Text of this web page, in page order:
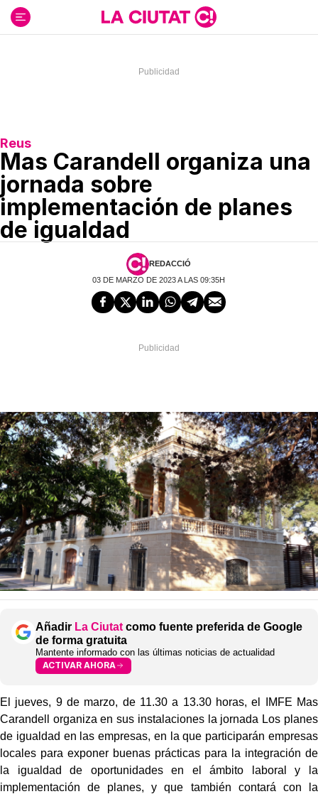
contenido
Reus
Mas Carandell organiza una
jornada sobre
implementación de planes
de igualdad
REDACCIÓ
03 DE MARZO DE 2023 A LAS 09:35H
Añadir La Ciutat como fuente preferida de Google
de forma gratuita
Mantente informado con las últimas noticias de actualidad
ACTIVAR AHORA
El jueves, 9 de marzo, de 11.30 a 13.30 horas, el IMFE Mas
Carandell organiza en sus instalaciones la jornada Los planes
de igualdad en las empresas, en la que participarán empresas
locales para exponer buenas prácticas para la integración de
la igualdad de oportunidades en el ámbito laboral y la
implementación de planes, y que también contará con la